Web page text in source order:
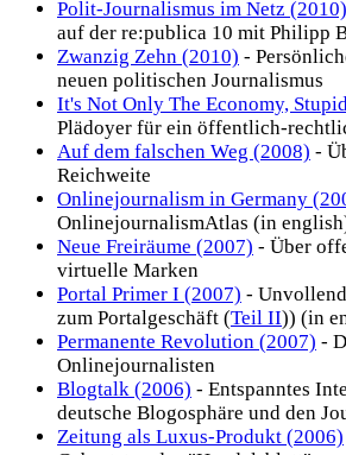
Polit-Journalismus im Netz (2010)
auf der re:publica 10 mit Philipp
Zwanzig Zehn (2010) -
neuen politischen Journalismus
It's Not Only The Economy,
Plädoyer für ein öffentlich-
Auf dem falschen Weg (2008) -
Reichweite
Onlinejournalism in Germany
OnlinejournalismAtlas (in
Neue Freiräume (2007) - Über
virtuelle Marken
Portal Primer I (2007) -
zum Portalgeschäft (Teil II)) (in
Permanente Revolution (2007) -
Onlinejournalisten
Blogtalk (2006) - Entspanntes
deutsche Blogosphäre und den
Zeitung als Luxus-Produkt (2006)